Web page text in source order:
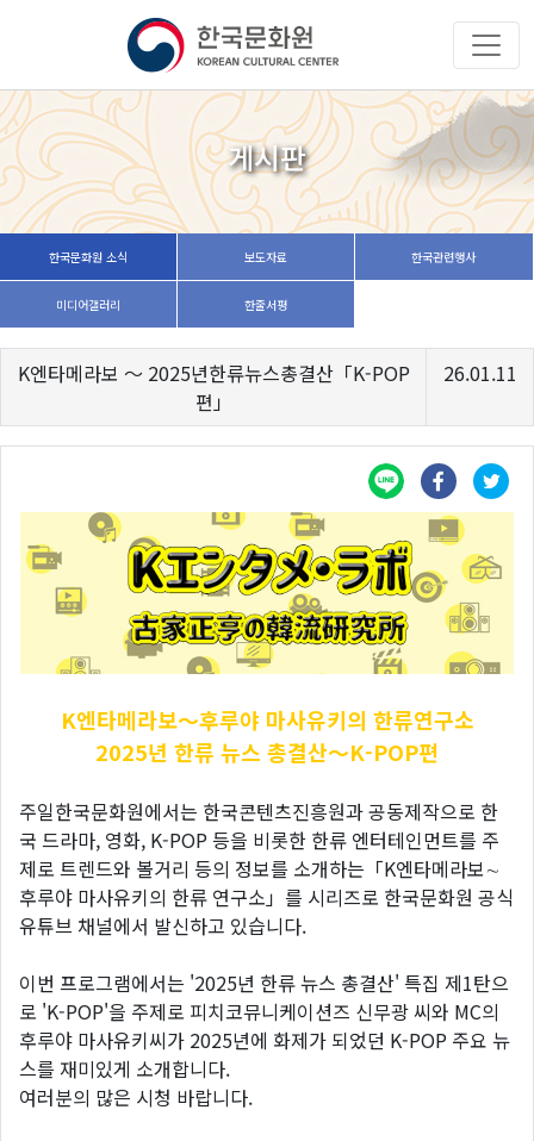
게시판
한국문화원 소식 보도자료 한국관련행사
미디어갤러리 한줄서평
K엔타메라보 ～ 2025년한류뉴스총결산「K-POP
편」
26.01.11
K엔타메라보～후루야 마사유키의 한류연구소
2025년 한류 뉴스 총결산～K-POP편
주일한국문화원에서는 한국콘텐츠진흥원과 공동제작으로 한
국 드라마, 영화, K-POP 등을 비롯한 한류 엔터테인먼트를 주
제로 트렌드와 볼거리 등의 정보를 소개하는「K엔타메라보∼
후루야 마사유키의 한류 연구소」를 시리즈로 한국문화원 공식
유튜브 채널에서 발신하고 있습니다.
이번 프로그램에서는 '2025년 한류 뉴스 총결산' 특집 제1탄으
로 'K-POP'을 주제로 피치코뮤니케이션즈 신무광 씨와 MC의
후루야 마사유키씨가 2025년에 화제가 되었던 K-POP 주요 뉴
스를 재미있게 소개합니다.
여러분의 많은 시청 바랍니다.